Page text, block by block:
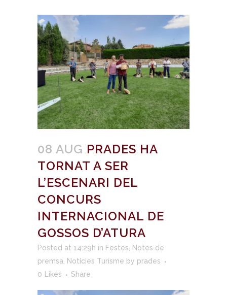
08 AUG PRADES HA
TORNAT A SER
L’ESCENARI DEL
CONCURS
INTERNACIONAL DE
GOSSOS D’ATURA
Posted at 14:29h in Festes
Notes de
premsa
Notícies Turisme by prades
0
Likes Share